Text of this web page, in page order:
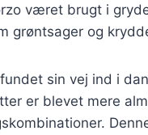
været brugt i
grøntsager og
sin vej ind i
er blevet mere